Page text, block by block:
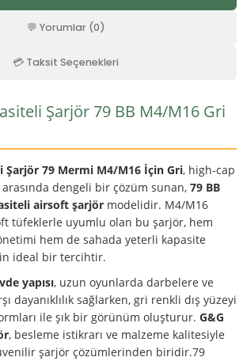
💬 Yorumlar (0)
💳 Taksit Seçenekleri
Şarjör 79 BB M4/M16 Gri
Şarjör 79 Mermi M4/M16 İçin Gri, high-cap
dengeli bir çözüm sunan, 79 BB
airsoft şarjör modelidir. M4/M16
tüfeklerle uyumlu olan bu şarjör, hem
hem de sahada yeterli kapasite
ideal bir tercihtir.
yapısı, uzun oyunlarda darbelere ve
dayanıklılık sağlarken, gri renkli dış yüzeyi
ile şık bir görünüm oluşturur. G&G
, besleme istikrarı ve malzeme kalitesiyle
şarjör çözümlerinden biridir.79